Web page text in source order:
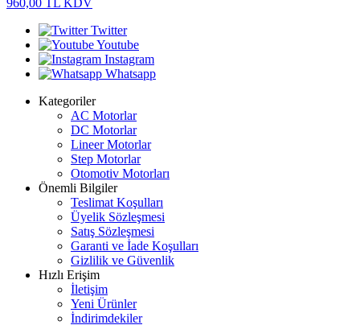
Twitter
Youtube
Instagram
Whatsapp
Kategoriler
AC Motorlar
DC Motorlar
Lineer Motorlar
Step Motorlar
Otomotiv Motorları
Önemli Bilgiler
Teslimat Koşulları
Üyelik Sözleşmesi
Satış Sözleşmesi
Garanti ve İade Koşulları
Gizlilik ve Güvenlik
Hızlı Erişim
İletişim
Yeni Ürünler
İndirimdekiler